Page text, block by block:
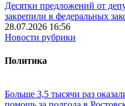
Десятки предложений от
закрепили в федеральных
28.07.2026 16:56
Новости рубрики
Политика
Больше 3,5 тысячи раз